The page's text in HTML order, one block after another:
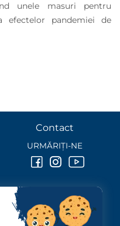
unele masuri pentru
efectelor pandemiei de
Contact
URMĂRIȚI-NE